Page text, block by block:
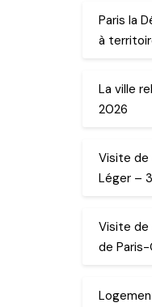
Paris la
à
La ville
2026
Visite
Léger –
Visite
de Paris-